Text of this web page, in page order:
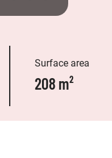
Surface area
208 m²